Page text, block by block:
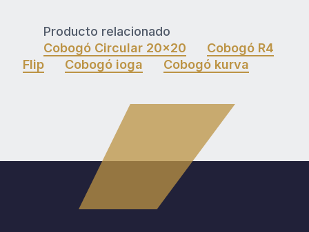
Producto relacionado
Cobogó Circular 20x20
Cobogó R4
Flip
Cobogó ioga Cobogó kurva